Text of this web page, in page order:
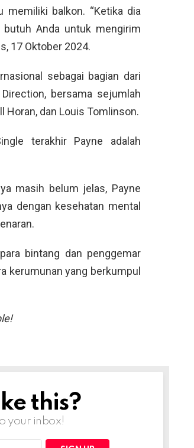
memiliki balkon. “Ketika dia
Anda untuk mengirim
17 Oktober 2024.
sebagai bagian dari
bersama sejumlah
Horan, dan Louis Tomlinson.
terakhir Payne adalah
masih belum jelas, Payne
dengan kesehatan mental
bintang dan penggemar
kerumunan yang berkumpul
this?
your inbox!